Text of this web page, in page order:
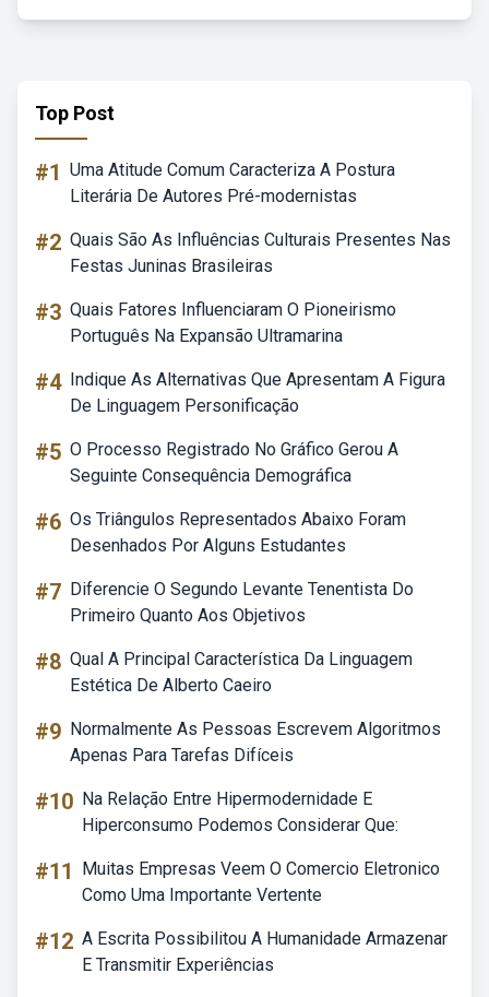
Top Post
#1 Uma Atitude Comum Caracteriza A Postura
Literária De Autores Pré-modernistas
#2 Quais São As Influências Culturais Presentes Nas
Festas Juninas Brasileiras
#3 Quais Fatores Influenciaram O Pioneirismo
Português Na Expansão Ultramarina
#4 Indique As Alternativas Que Apresentam A Figura
De Linguagem Personificação
#5 O Processo Registrado No Gráfico Gerou A
Seguinte Consequência Demográfica
#6 Os Triângulos Representados Abaixo Foram
Desenhados Por Alguns Estudantes
#7 Diferencie O Segundo Levante Tenentista Do
Primeiro Quanto Aos Objetivos
#8 Qual A Principal Característica Da Linguagem
Estética De Alberto Caeiro
#9 Normalmente As Pessoas Escrevem Algoritmos
Apenas Para Tarefas Difíceis
#10 Na Relação Entre Hipermodernidade E
Hiperconsumo Podemos Considerar Que:
#11
Muitas Empresas Veem O Comercio Eletronico
Como Uma Importante Vertente
#12 A Escrita Possibilitou A Humanidade Armazenar
E Transmitir Experiências